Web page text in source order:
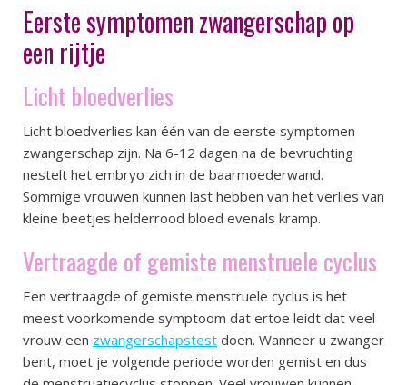
Eerste symptomen zwangerschap op
een rijtje
Licht bloedverlies
Licht bloedverlies kan één van de eerste symptomen
zwangerschap zijn. Na 6-12 dagen na de bevruchting
nestelt het embryo zich in de baarmoederwand.
Sommige vrouwen kunnen last hebben van het verlies van
kleine beetjes helderrood bloed evenals kramp.
Vertraagde of gemiste menstruele cyclus
Een vertraagde of gemiste menstruele cyclus is het
meest voorkomende symptoom dat ertoe leidt dat veel
vrouw een zwangerschapstest doen. Wanneer u zwanger
bent, moet je volgende periode worden gemist en dus